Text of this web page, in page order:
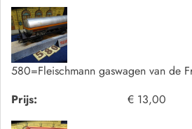
580=Fleischmann gaswagen van de
Prijs:
€ 13,00